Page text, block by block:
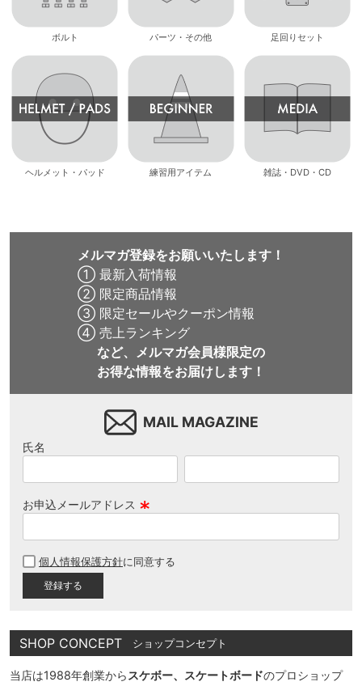
ボルト パーツ・その他 足回りセット
ヘルメット・パッド 練習用アイテム 雑誌・DVD・CD
メルマガ登録をお願いいたします！
① 最新入荷情報
② 限定商品情報
③ 限定セールやクーポン情報
④ 売上ランキング
など、メルマガ会員様限定の
お得な情報をお届けします！
MAIL MAGAZINE
氏名
お申込メールアドレス
須
個人情報保護方針に同意する
SHOP CONCEPT ショップコンセプト
当店は1988年創業から スケボー、スケートボードのプロショップ